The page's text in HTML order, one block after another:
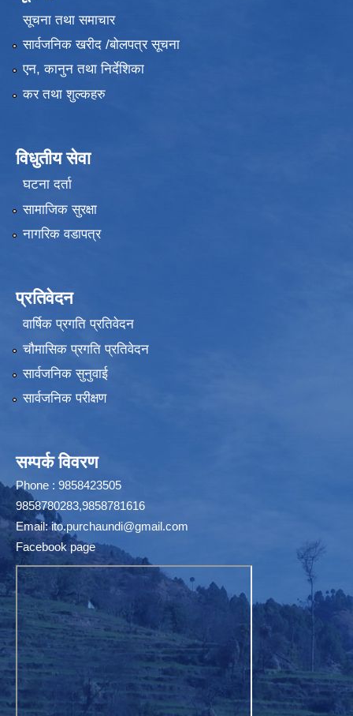
सूचना तथा समाचार
सार्वजनिक खरीद /बोलपत्र सूचना
एन, कानुन तथा निर्देशिका
कर तथा शुल्कहरु
विधुतीय सेवा
घटना दर्ता
सामाजिक सुरक्षा
नागरिक वडापत्र
प्रतिवेदन
वार्षिक प्रगति प्रतिवेदन
चौमासिक प्रगति प्रतिवेदन
सार्वजनिक सुनुवाई
सार्वजनिक परीक्षण
सम्पर्क विवरण
Phone : 9858423505
9858780283,9858781616
Email:ito.purchaundi@gmail.com
Facebook page